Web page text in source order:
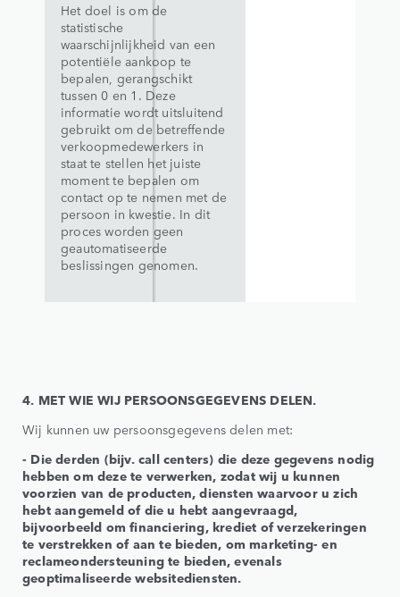
Het doel is om de
statistische
waarschijnlijkheid van een
potentiële aankoop te
bepalen, gerangschikt
tussen 0 en 1. Deze
informatie wordt uitsluitend
gebruikt om de betreffende
verkoopmedewerkers in
staat te stellen het juiste
moment te bepalen om
contact op te nemen met de
persoon in kwestie. In dit
proces worden geen
geautomatiseerde
beslissingen genomen.
4. MET WIE WIJ PERSOONSGEGEVENS DELEN.
Wij kunnen uw persoonsgegevens delen met:
- Die derden (bijv. call centers) die deze gegevens nodig
hebben om deze te verwerken, zodat wij u kunnen
voorzien van de producten, diensten waarvoor u zich
hebt aangemeld of die u hebt aangevraagd,
bijvoorbeeld om financiering, krediet of verzekeringen
te verstrekken of aan te bieden, om marketing- en
reclameondersteuning te bieden, evenals
geoptimaliseerde websitediensten.